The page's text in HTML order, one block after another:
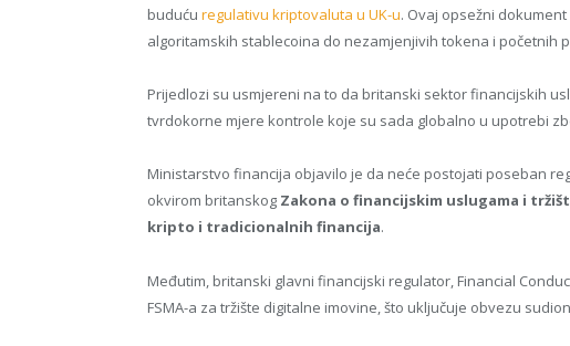
buduću regulativu kriptovaluta u UK-u. Ovaj opsežni
algoritamskih stablecoina do nezamjenjivih tokena i početnih
Prijedlozi su usmjereni na to da britanski sektor financijskih
tvrdokorne mjere kontrole koje su sada globalno u upotrebi
Ministarstvo financija objavilo je da neće postojati poseban
okvirom britanskog Zakona o financijskim uslugama i
kripto i tradicionalnih financija.
Međutim, britanski glavni financijski regulator, Financial
FSMA-a za tržište digitalne imovine, što uključuje obvezu